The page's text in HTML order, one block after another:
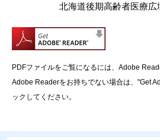
北海道後期高齢者医療
PDFファイルをご覧になるには、Adobe
Adobe Readerをお持ちでない場合は、"Get
ックしてください。